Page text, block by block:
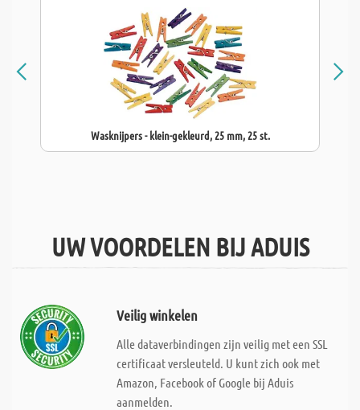
Wasknijpers - klein-gekleurd, 25 mm, 25 st.
UW VOORDELEN BIJ ADUIS
Veilig winkelen
Alle dataverbindingen zijn veilig met een SSL
certificaat versleuteld. U kunt zich ook met
Amazon, Facebook of Google bij Aduis
aanmelden.